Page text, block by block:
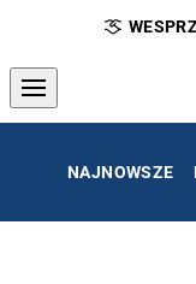
NAJNOWSZE